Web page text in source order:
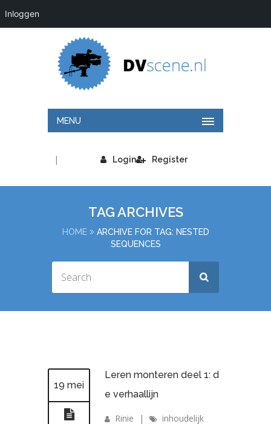
Inloggen
MENU
Login
| Register
TAG ARCHIVES
HOME
ARCHIVE FOR TAG: NESTED
SEQUENCES
19 mei
Leren monteren deel 1: d
e verhaallijn
Rinie |
inhoudelijk